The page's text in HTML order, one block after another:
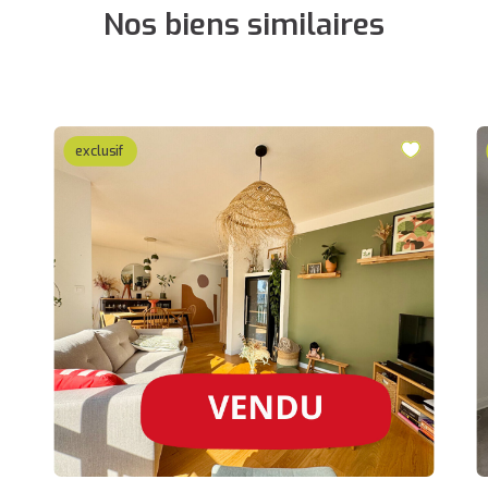
Nos biens similaires
exclusif